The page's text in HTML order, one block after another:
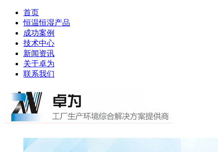
首页
恒温恒湿产品
成功案例
技术中心
新闻资讯
关于卓为
联系我们